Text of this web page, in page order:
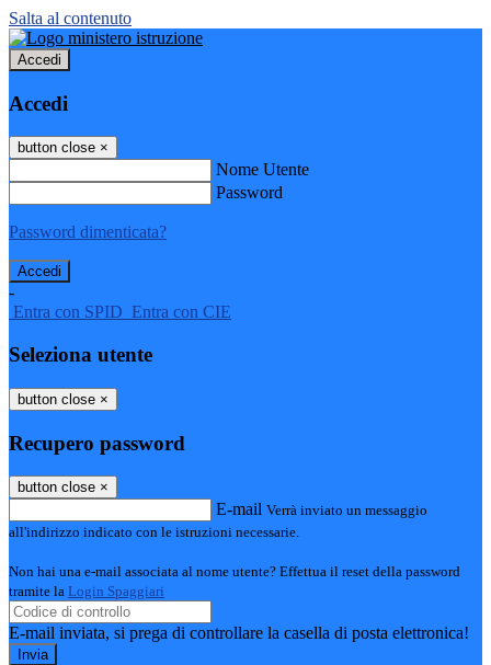
Salta al contenuto
Accedi
Accedi
button close ×
Nome Utente
Password
Password dimenticata?
-
Entra con SPID Entra con CIE
Seleziona utente
button close ×
Recupero password
button close ×
E-mail Verrà inviato un messaggio
all'indirizzo indicato con le istruzioni necessarie.
Non hai una e-mail associata al nome utente? Effettua il reset della password
tramite la Login Spaggiari
E-mail inviata, si prega di controllare la casella di posta elettronica!